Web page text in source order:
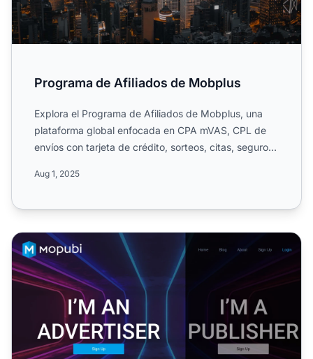
Programa de Afiliados de Mobplus
Explora el Programa de Afiliados de Mobplus, una
plataforma global enfocada en CPA mVAS, CPL de
envíos con tarjeta de crédito, sorteos, citas, seguros
Aug 1, 2025
Programa de Afiliados Mopubi